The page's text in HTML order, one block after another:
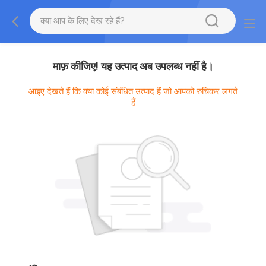
माफ़ कीजिए! यह उत्पाद अब उपलब्ध नहीं है।
आइए देखते हैं कि क्या कोई संबंधित उत्पाद हैं जो आपको रुचिकर लगते
हैं